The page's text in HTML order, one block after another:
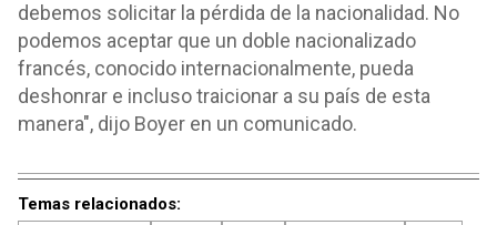
debemos solicitar la pérdida de la nacionalidad. No
podemos aceptar que un doble nacionalizado
francés, conocido internacionalmente, pueda
deshonrar e incluso traicionar a su país de esta
manera", dijo Boyer en un comunicado.
Temas relacionados: